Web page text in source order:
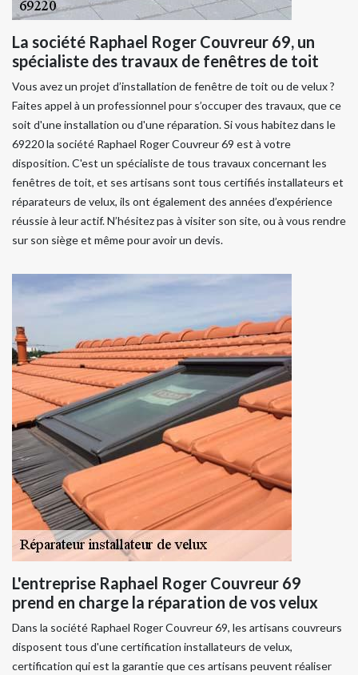
La société Raphael Roger Couvreur 69, un
spécialiste des travaux de fenêtres de toit
Vous avez un projet d’installation de fenêtre de toit ou de velux ?
Faites appel à un professionnel pour s’occuper des travaux, que ce
soit d'une installation ou d'une réparation. Si vous habitez dans le
69220 la société Raphael Roger Couvreur 69 est à votre
disposition. C'est un spécialiste de tous travaux concernant les
fenêtres de toit, et ses artisans sont tous certifiés installateurs et
réparateurs de velux, ils ont également des années d’expérience
réussie à leur actif. N’hésitez pas à visiter son site, ou à vous rendre
sur son siège et même pour avoir un devis.
L'entreprise Raphael Roger Couvreur 69
prend en charge la réparation de vos velux
Dans la société Raphael Roger Couvreur 69, les artisans couvreurs
disposent tous d'une certification installateurs de velux,
certification qui est la garantie que ces artisans peuvent réaliser